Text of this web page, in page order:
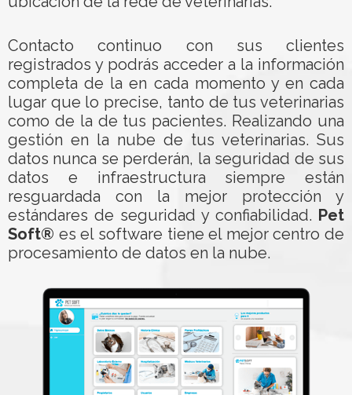
Contacto continuo con sus clientes
registrados y podrás acceder a la información
completa de la en cada momento y en cada
lugar que lo precise, tanto de tus veterinarias
como de la de tus pacientes. Realizando una
gestión en la nube de tus veterinarias. Sus
datos nunca se perderán, la seguridad de sus
datos e infraestructura siempre están
resguardada con la mejor protección y
estándares de seguridad y confiabilidad. Pet
Soft® es el software tiene el mejor centro de
procesamiento de datos en la nube.